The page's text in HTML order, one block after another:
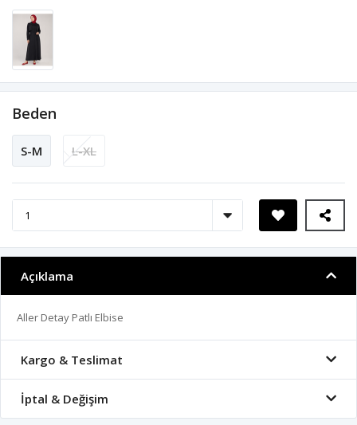
Beden
S-M L-XL
Açıklama
Aller Detay Patlı Elbise
Kargo & Teslimat
İptal & Değişim